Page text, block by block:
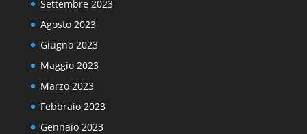
Settembre 2023
Agosto 2023
Giugno 2023
Maggio 2023
Marzo 2023
Febbraio 2023
Gennaio 2023